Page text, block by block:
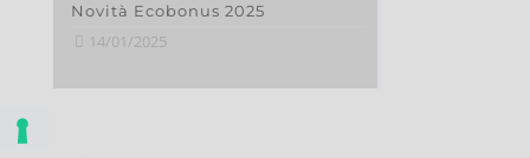
Novità Ecobonus 2025
14/01/2025